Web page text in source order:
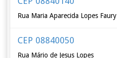
Rua Maria Aparecida Lopes Faury
CEP 08840050
Rua Mário de Jesus Lopes